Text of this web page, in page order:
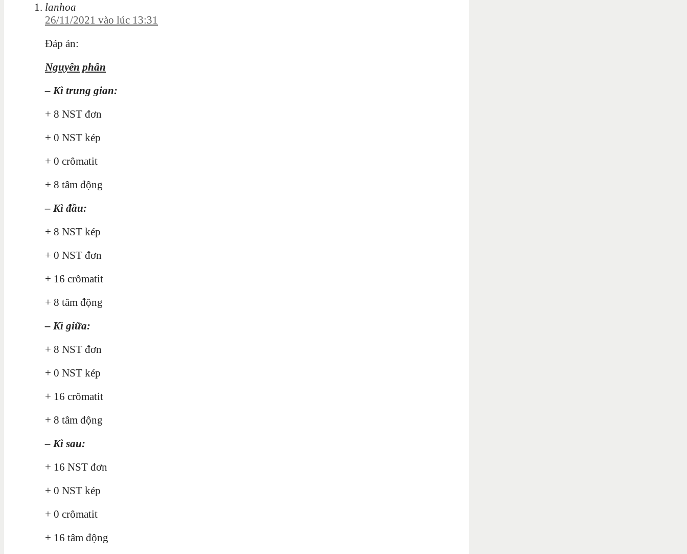
lanhoa
26/11/2021 vào lúc 13:31
Đáp án:
Nguyên phân
– Kì trung gian:
+ 8 NST đơn
+ 0 NST kép
+ 0 crômatit
+ 8 tâm động
– Kì đầu:
+ 8 NST kép
+ 0 NST đơn
+ 16 crômatit
+ 8 tâm động
– Kì giữa:
+ 8 NST đơn
+ 0 NST kép
+ 16 crômatit
+ 8 tâm động
– Kì sau:
+ 16 NST đơn
+ 0 NST kép
+ 0 crômatit
+ 16 tâm động